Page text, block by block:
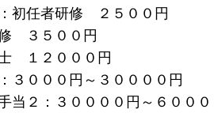
初任者研修 ２５００円
３５００円
１２０００円
３０００円～３００００円
当２：３００００円～６００